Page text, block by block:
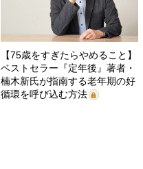
【75歳をすぎたらやめること】
ベストセラー『定年後』著者・
楠木新氏が指南する老年期の好
循環を呼び込む方法